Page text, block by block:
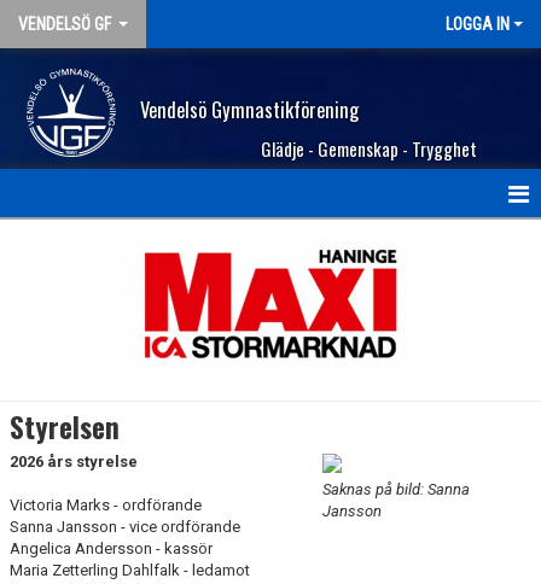
VENDELSÖ GF LOGGA IN
Vendelsö Gymnastikförening
Glädje - Gemenskap - Trygghet
VERKSAMHET
ÅRSMÖTE
ÅRETS VGF-ARE
Styrelsen
Saknas på bild: Sanna
Jansson
2026 års styrelse
Victoria Marks - ordförande
Sanna Jansson - vice ordförande
Angelica Andersson - kassör
Maria Zetterling Dahlfalk - ledamot